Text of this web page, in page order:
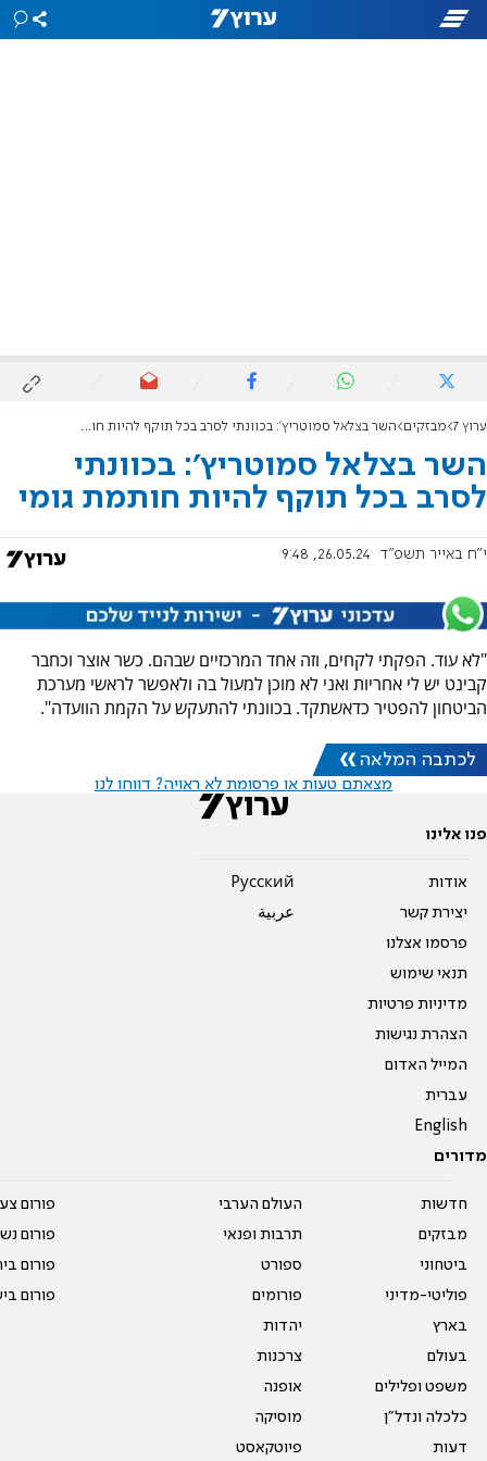
ערוץ 7 מבזקים השר בצלאל סמוטריץ': בכוונתי לסרב בכל תוקף להיות חותמת גומי
השר בצלאל סמוטריץ': בכוונתי
לסרב בכל תוקף להיות חותמת גומי
י"ח באייר תשפ"ד 26.05.24, 9:48
"לא עוד. הפקתי לקחים, וזה אחד המרכזיים שבהם. כשר אוצר וכחבר
קבינט יש לי אחריות ואני לא מוכן למעול בה ולאפשר לראשי מערכת
הביטחון להפטיר כדאשתקד. בכוונתי להתעקש על הקמת הוועדה".
לכתבה המלאה
מצאתם טעות או פרסומת לא ראויה? דווחו לנו
פנו אלינו
אודות
יצירת קשר
פרסמו אצלנו
תנאי שימוש
מדיניות פרטיות
הצהרת נגישות
המייל האדום
עברית
English
Pусский
عربية
מדורים
חדשות
מבזקים
ביטחוני
פוליטי-מדיני
בארץ
בעולם
משפט ופלילים
כלכלה ונדל"ן
דעות
העולם הערבי
תרבות ופנאי
ספורט
פורומים
יהדות
צרכנות
אופנה
מוסיקה
פיוטקאסט
פורום
פורום
פורום
פורום